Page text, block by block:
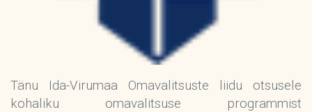
Tänu Ida-Virumaa Omavalitsuste liidu otsusele
kohaliku omavalitsuse programmist